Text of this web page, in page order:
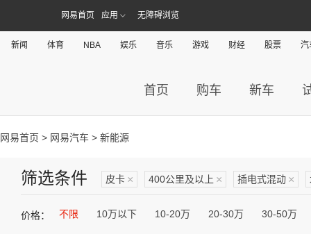
网易首页 应用 无障碍浏览
新闻 体育 NBA 娱乐 音乐 游戏 财经 股票 汽
首页 购车 新车
网易首页 > 网易汽车 > 新能源
筛选条件 皮卡 × 400公里及以上 × 插电式混动 ×
价格： 不限 10万以下 10-20万 20-30万 30-50万